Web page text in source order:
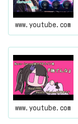
www.youtube.com
www.youtube.com